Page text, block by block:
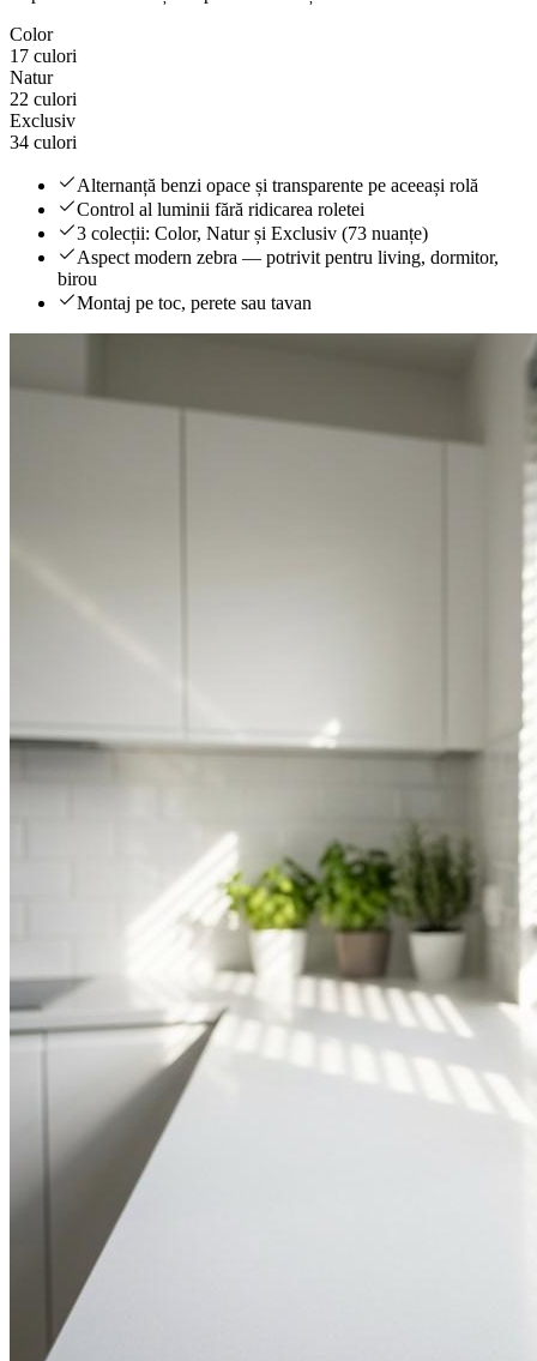
Color
17 culori
Natur
22 culori
Exclusiv
34 culori
Alternanță benzi opace și transparente pe aceeași rolă
Control al luminii fără ridicarea roletei
3 colecții: Color, Natur și Exclusiv (73 nuanțe)
Aspect modern zebra — potrivit pentru living, dormitor,
birou
Montaj pe toc, perete sau tavan